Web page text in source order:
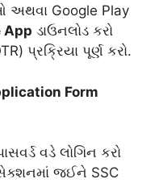
અથવા Google Play
App ડાઉનલોડ કરો
પ્રક્રિયા પૂર્ણ કરો.
Form
વડે લોગિન કરો
જઈને SSC